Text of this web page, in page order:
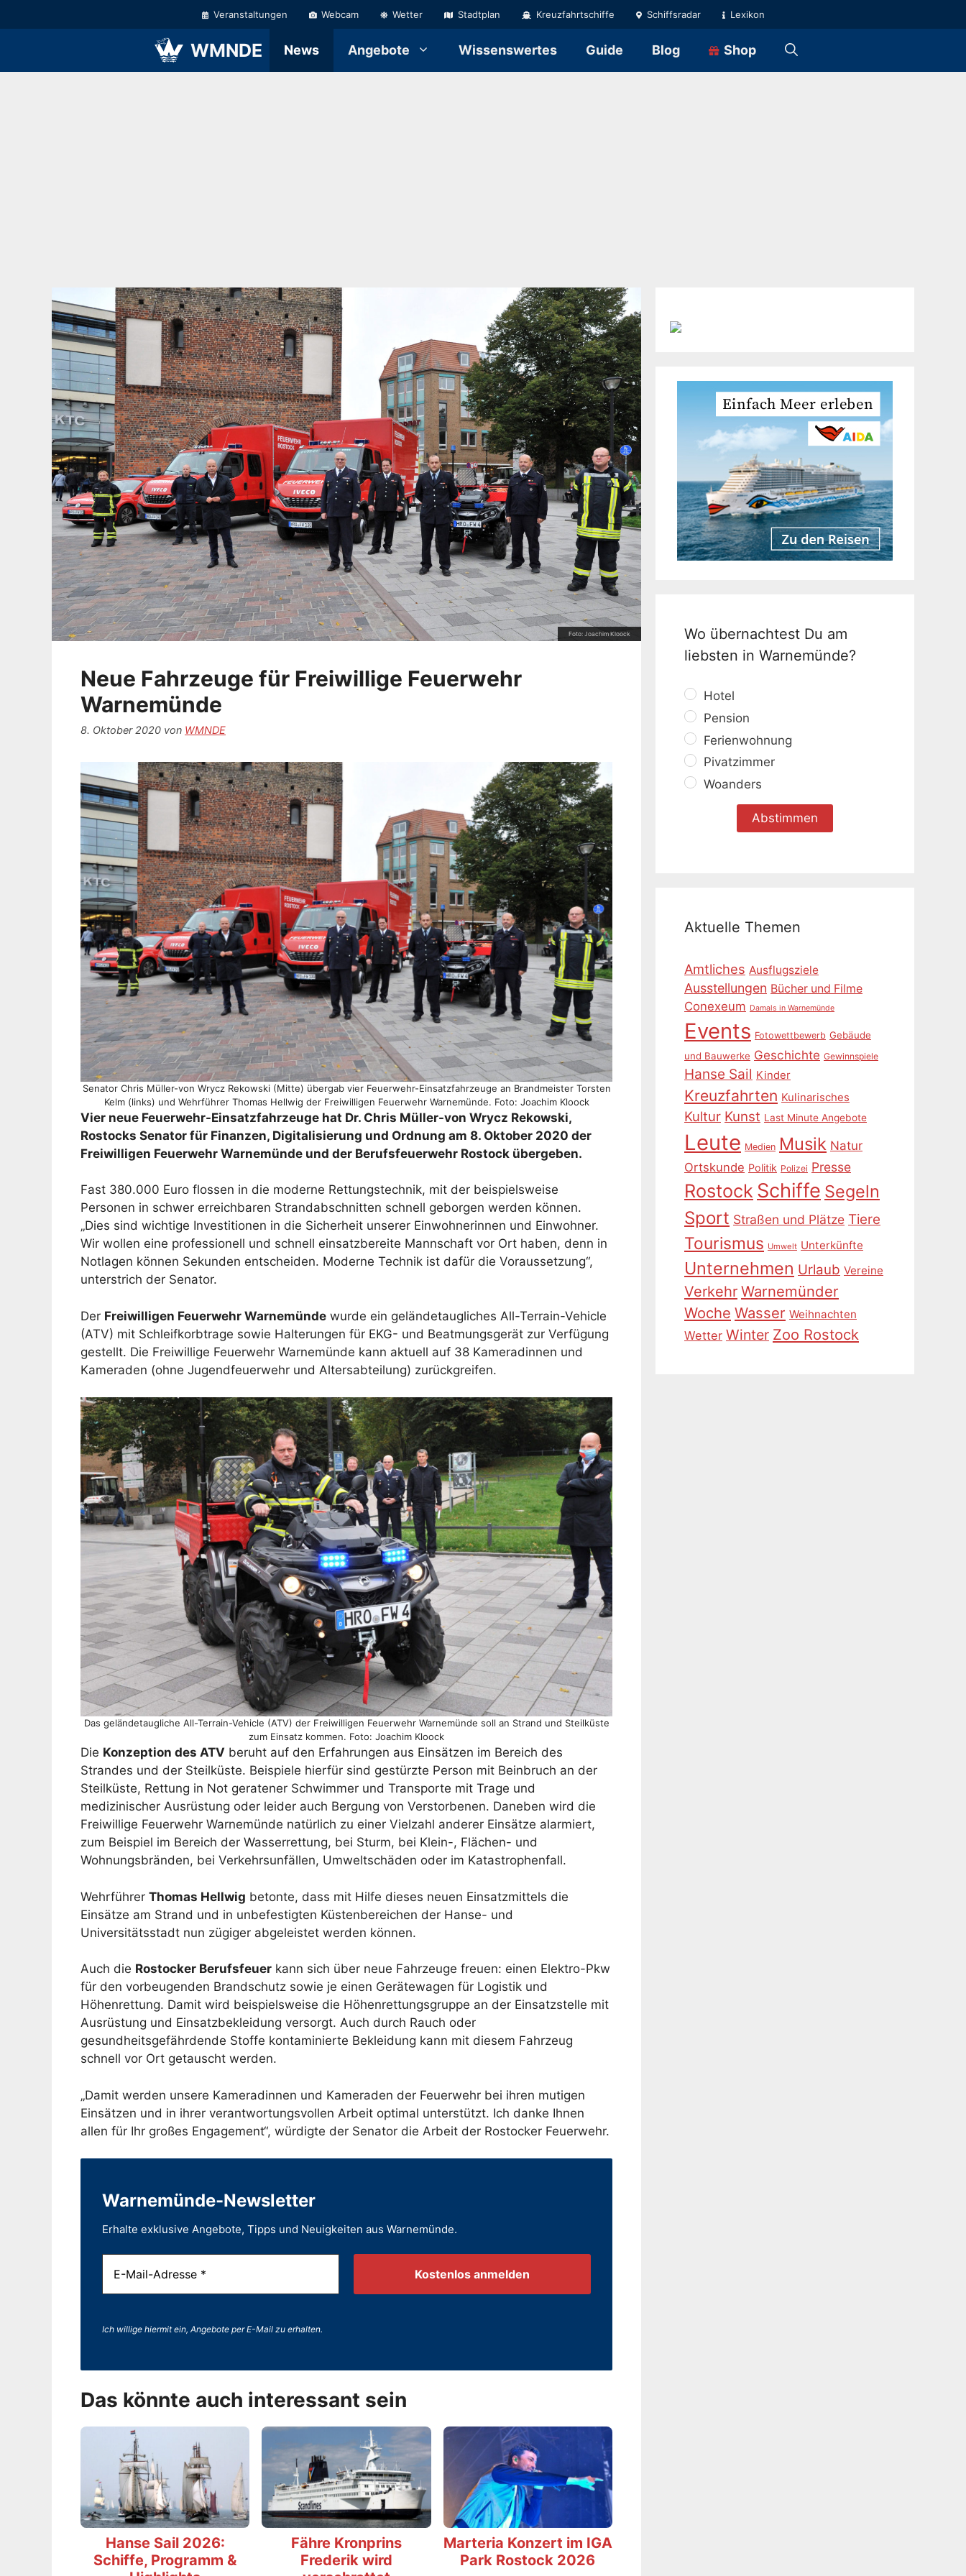
Inhalt
Veranstaltungen Webcam Wetter Stadtplan Kreuzfahrtschiffe Schiffsradar Lexikon
WMNDE News Angebote Wissenswertes Guide Blog Shop
Foto: Joachim Kloock
Neue Fahrzeuge für Freiwillige Feuerwehr
Warnemünde
8. Oktober 2020 von WMNDE
Senator Chris Müller-von Wrycz Rekowski (Mitte) übergab vier Feuerwehr-Einsatzfahrzeuge an Brandmeister Torsten
Kelm (links) und Wehrführer Thomas Hellwig der Freiwilligen Feuerwehr Warnemünde. Foto: Joachim Kloock
Vier neue Feuerwehr-Einsatzfahrzeuge hat Dr. Chris Müller-von Wrycz Rekowski,
Rostocks Senator für Finanzen, Digitalisierung und Ordnung am 8. Oktober 2020 der
Freiwilligen Feuerwehr Warnemünde und der Berufsfeuerwehr Rostock übergeben.
Fast 380.000 Euro flossen in die moderne Rettungstechnik, mit der beispielsweise
Personen in schwer erreichbaren Strandabschnitten schnell geborgen werden können.
„Dies sind wichtige Investitionen in die Sicherheit unserer Einwohnerinnen und Einwohner.
Wir wollen eine professionell und schnell einsatzbereite Mannschaft vor Ort haben, denn in
Notlagen können Sekunden entscheiden. Moderne Technik ist dafür die Voraussetzung“,
unterstrich der Senator.
Der Freiwilligen Feuerwehr Warnemünde wurde ein geländetaugliches All-Terrain-Vehicle
(ATV) mit Schleifkorbtrage sowie Halterungen für EKG- und Beatmungsgerät zur Verfügung
gestellt. Die Freiwillige Feuerwehr Warnemünde kann aktuell auf 38 Kameradinnen und
Kameraden (ohne Jugendfeuerwehr und Altersabteilung) zurückgreifen.
Das geländetaugliche All-Terrain-Vehicle (ATV) der Freiwilligen Feuerwehr Warnemünde soll an Strand und Steilküste
zum Einsatz kommen. Foto: Joachim Kloock
Die Konzeption des ATV beruht auf den Erfahrungen aus Einsätzen im Bereich des
Strandes und der Steilküste. Beispiele hierfür sind gestürzte Person mit Beinbruch an der
Steilküste, Rettung in Not geratener Schwimmer und Transporte mit Trage und
medizinischer Ausrüstung oder leider auch Bergung von Verstorbenen. Daneben wird die
Freiwillige Feuerwehr Warnemünde natürlich zu einer Vielzahl anderer Einsätze alarmiert,
zum Beispiel im Bereich der Wasserrettung, bei Sturm, bei Klein-, Flächen- und
Wohnungsbränden, bei Verkehrsunfällen, Umweltschäden oder im Katastrophenfall.
Wehrführer Thomas Hellwig betonte, dass mit Hilfe dieses neuen Einsatzmittels die
Einsätze am Strand und in unbefestigten Küstenbereichen der Hanse- und
Universitätsstadt nun zügiger abgeleistet werden können.
Auch die Rostocker Berufsfeuer kann sich über neue Fahrzeuge freuen: einen Elektro-Pkw
für den vorbeugenden Brandschutz sowie je einen Gerätewagen für Logistik und
Höhenrettung. Damit wird beispielsweise die Höhenrettungsgruppe an der Einsatzstelle mit
Ausrüstung und Einsatzbekleidung versorgt. Auch durch Rauch oder
gesundheitsgefährdende Stoffe kontaminierte Bekleidung kann mit diesem Fahrzeug
schnell vor Ort getauscht werden.
„Damit werden unsere Kameradinnen und Kameraden der Feuerwehr bei ihren mutigen
Einsätzen und in ihrer verantwortungsvollen Arbeit optimal unterstützt. Ich danke Ihnen
allen für Ihr großes Engagement“, würdigte der Senator die Arbeit der Rostocker Feuerwehr.
Warnemünde-Newsletter
Erhalte exklusive Angebote, Tipps und Neuigkeiten aus Warnemünde.
Ich willige hiermit ein, Angebote per E-Mail zu erhalten.
Das könnte auch interessant sein
Hanse Sail 2026:
Schiffe, Programm &
Fähre Kronprins
Frederik wird
Marteria Konzert im IGA
Park Rostock 2026
Wo übernachtest Du am
liebsten in Warnemünde?
Hotel
Pension
Ferienwohnung
Pivatzimmer
Woanders
Aktuelle Themen
Amtliches Ausflugsziele
Ausstellungen Bücher und Filme
Conexeum Damals in Warnemünde
Events Fotowettbewerb Gebäude
und Bauwerke Geschichte Gewinnspiele
Hanse Sail Kinder
Kreuzfahrten Kulinarisches
Kultur Kunst Last Minute Angebote
Leute Medien Musik Natur
Ortskunde Politik Polizei Presse
Rostock Schiffe Segeln
Sport Straßen und Plätze Tiere
Tourismus Umwelt Unterkünfte
Unternehmen Urlaub Vereine
Verkehr Warnemünder
Woche Wasser Weihnachten
Wetter Winter Zoo Rostock